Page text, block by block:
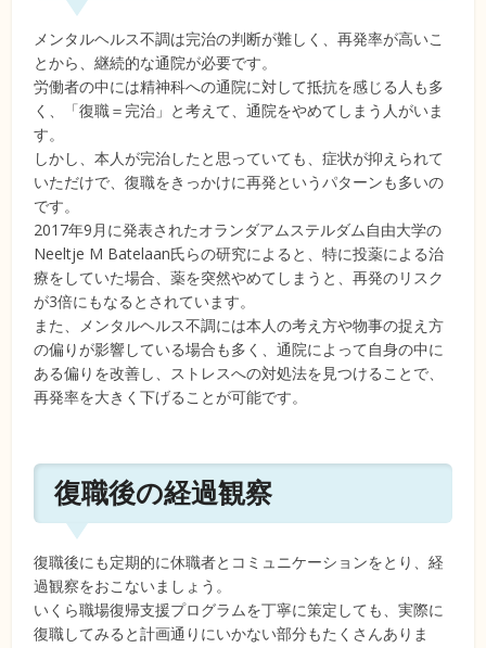
メンタルヘルス不調は完治の判断が難しく、再発率が高いこ
とから、継続的な通院が必要です。
労働者の中には精神科への通院に対して抵抗を感じる人も多
く、「復職＝完治」と考えて、通院をやめてしまう人がいま
す。
しかし、本人が完治したと思っていても、症状が抑えられて
いただけで、復職をきっかけに再発というパターンも多いの
です。
2017年9月に発表されたオランダアムステルダム自由大学の
Neeltje M Batelaan氏らの研究によると、特に投薬による治
療をしていた場合、薬を突然やめてしまうと、再発のリスク
が3倍にもなるとされています。
また、メンタルヘルス不調には本人の考え方や物事の捉え方
の偏りが影響している場合も多く、通院によって自身の中に
ある偏りを改善し、ストレスへの対処法を見つけることで、
再発率を大きく下げることが可能です。
復職後の経過観察
復職後にも定期的に休職者とコミュニケーションをとり、経
過観察をおこないましょう。
いくら職場復帰支援プログラムを丁寧に策定しても、実際に
復職してみると計画通りにいかない部分もたくさんありま